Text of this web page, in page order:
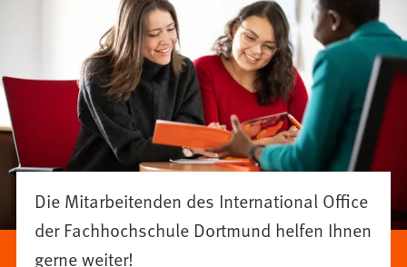
Die Mitarbeitenden des International Office
der Fachhochschule Dortmund helfen Ihnen
gerne weiter!